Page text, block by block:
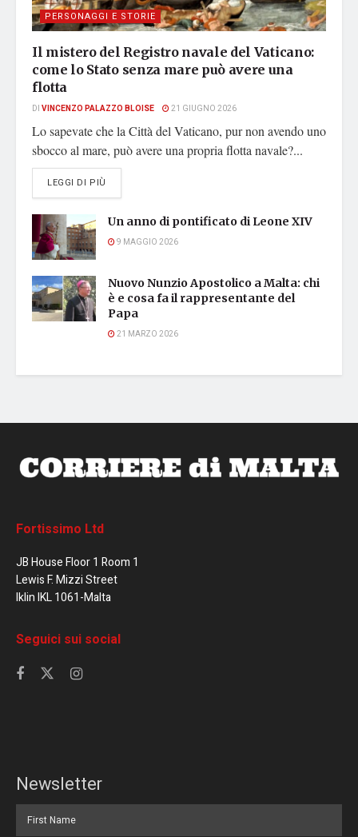
PERSONAGGI E STORIE
Il mistero del Registro navale del Vaticano:
come lo Stato senza mare può avere una
flotta
DI VINCENZO PALAZZO BLOISE 21 GIUGNO 2026
Lo sapevate che la Città del Vaticano, pur non avendo uno
sbocco al mare, può avere una propria flotta navale?...
LEGGI DI PIÙ
Un anno di pontificato di Leone XIV
9 MAGGIO 2026
Nuovo Nunzio Apostolico a Malta: chi
è e cosa fa il rappresentante del
Papa
21 MARZO 2026
Fortissimo Ltd
JB House Floor 1 Room 1
Lewis F. Mizzi Street
Iklin IKL 1061-Malta
Seguici sui social
Newsletter